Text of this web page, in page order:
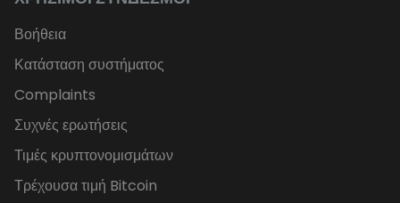
Βοήθεια
Κατάσταση συστήματος
Complaints
Συχνές ερωτήσεις
Τιμές κρυπτονομισμάτων
Τρέχουσα τιμή Bitcoin